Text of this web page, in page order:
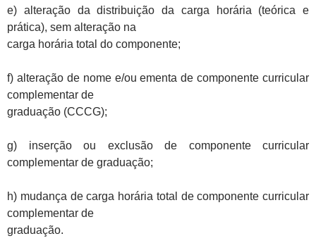
e) alteração da distribuição da carga horária (teórica e
prática), sem alteração na
carga horária total do componente;
f) alteração de nome e/ou ementa de componente curricular
complementar de
graduação (CCCG);
g) inserção ou exclusão de componente curricular
complementar de graduação;
h) mudança de carga horária total de componente curricular
complementar de
graduação.